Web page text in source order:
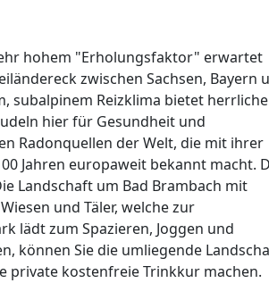
hohem "Erholungsfaktor" erwartet
zwischen Sachsen, Bayern
subalpinem Reizklima bietet herrliche
hier für Gesundheit und
Radonquellen der Welt, die mit ihrer
Jahren europaweit bekannt macht.
Landschaft um Bad Brambach mit
und Täler, welche zur
lädt zum Spazieren, Joggen und
können Sie die umliegende
private kostenfreie Trinkkur machen.